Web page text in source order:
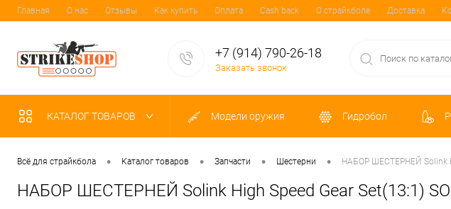
Главная О нас Отзывы Как купить Оплата Cash back О страйкболе Доставка
+7 (914) 790-26-18
Заказать звонок
КАТАЛОГ ТОВАРОВ Модели оружия Гидробол
Всё для страйкбола • Каталог товаров • Запчасти • Шестерни • НАБОР ШЕСТЕРНЕЙ Solink
НАБОР ШЕСТЕРНЕЙ Solink High Speed Gear Set(13:1)